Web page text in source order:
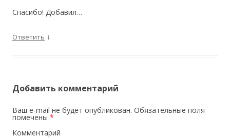
Спасибо! Добавил…
Ответить ↓
Добавить комментарий
Ваш e-mail не будет опубликован. Обязательные поля
помечены *
Комментарий